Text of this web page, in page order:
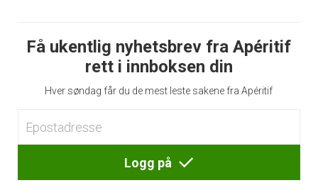
Få ukentlig nyhetsbrev fra Apéritif
rett i innboksen din
Hver søndag får du de mest leste sakene fra Apéritif
Logg på